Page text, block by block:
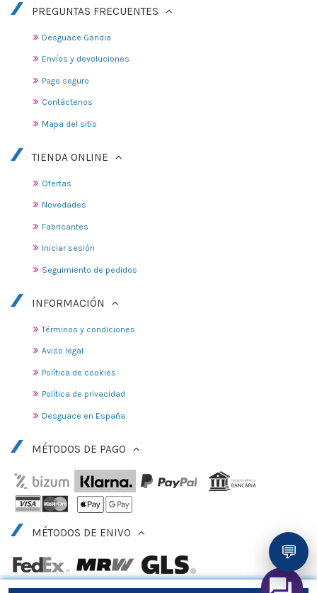
PREGUNTAS FRECUENTES
Desguace Gandia
Envíos y devoluciones
Pago seguro
Contáctenos
Mapa del sitio
TIENDA ONLINE
Ofertas
Novedades
Fabricantes
Iniciar sesión
Seguimiento de pedidos
INFORMACIÓN
Términos y condiciones
Aviso legal
Política de cookies
Política de privacidad
Desguace en España
MÉTODOS DE PAGO
MÉTODOS DE ENIVO
💬